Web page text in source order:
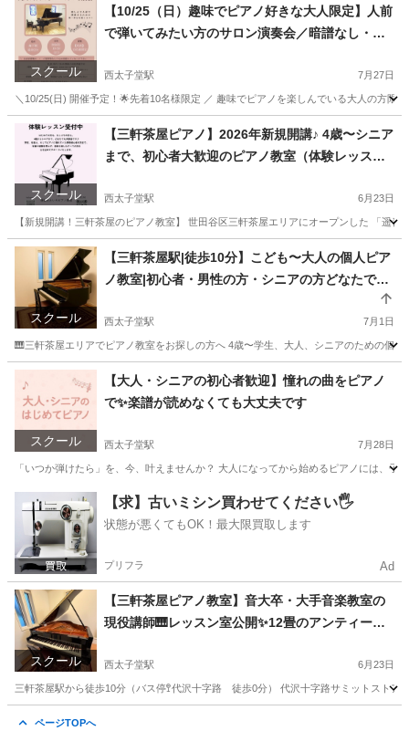
スクール
【10/25（日）趣味でピアノ好きな大人限定】人前
で弾いてみたい方のサロン演奏会／暗譜なし・ミ
西太子堂駅 7月27日
＼10/25(日) 開催予定！🌟先着10名様限定 ／ 趣味でピアノを楽しんでいる大人の方
東京 世田谷区 西太子堂駅 ピアノ サロン
スクール
【三軒茶屋ピアノ】2026年新規開講♪ 4歳〜シニア
まで、初心者大歓迎のピアノ教室（体験レッスン
西太子堂駅 6月23日
【新規開講！三軒茶屋のピアノ教室】 世田谷区三軒茶屋エリアにオープンした 「遥
東京 世田谷区 西太子堂駅 ピアノ シニア
スクール
【三軒茶屋駅|徒歩10分】こども〜大人の個人ピア
ノ教室|初心者・男性の方・シニアの方どなたでも
西太子堂駅 7月1日
🎹三軒茶屋エリアでピアノ教室をお探しの方へ 4歳〜学生、大人、シニアのための個
東京 世田谷区 西太子堂駅 ピアノ レッスン
スクール
【大人・シニアの初心者歓迎】憧れの曲をピアノ
で✨楽譜が読めなくても大丈夫です
西太子堂駅 7月28日
「いつか弾けたら」を、今、叶えませんか？ 大人になってから始めるピアノには、
東京 世田谷区 西太子堂駅 ピアノ 大人
【求】古いミシン買わせてください🖐️
状態が悪くてもOK！最大限買取します
プリフラ Ad
スクール
【三軒茶屋ピアノ教室】音大卒・大手音楽教室の
現役講師🎹レッスン室公開✨12畳のアンティーク
西太子堂駅 6月23日
三軒茶屋駅から徒歩10分（バス停🚏代沢十字路 徒歩0分） 代沢十字路サミットス
ページTOPへ